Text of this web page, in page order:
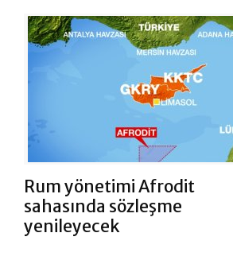
Rum yönetimi Afrodit
sahasında sözleşme
yenileyecek